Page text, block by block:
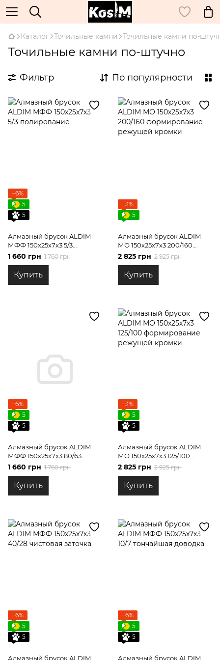
Каталог Точильные камни Точильные камни по-
Точильные камни по-штучно
Фильтр По популярности
−6%
5
5
Алмазный брусок ALDIM
МФФ 150х25х7х3 5/3
полирование
1 660 грн 1 760 грн
Купить
−3%
5
Алмазный брусок ALDIM
МО 150х25х7х3 200/160
формирование режущей
кромки
2 825 грн 2 925 грн
Купить
−6%
5
5
Алмазный брусок ALDIM
МФФ 150х25х7х3 80/63
получистовая заточка
1 660 грн 1 760 грн
Купить
−3%
5
5
Алмазный брусок ALDIM
МО 150х25х7х3 125/100
формирование режущей
кромки
2 825 грн 2 925 грн
Купить
−6%
5
5
Алмазный брусок ALDIM
−6%
5
5
Алмазный брусок ALDIM